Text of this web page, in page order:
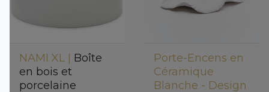
NAMI XL | Boîte
en bois et
porcelaine
Porte-Encens en
Céramique
Blanche - Design